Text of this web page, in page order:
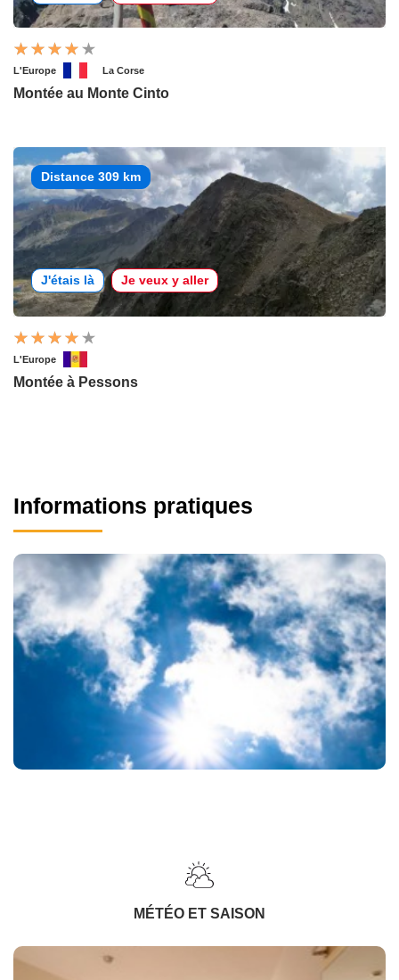
L'Europe La Corse
Montée au Monte Cinto
Distance 309 km
J'étais là Je veux y aller
L'Europe
Montée à Pessons
Informations pratiques
MÉTÉO ET SAISON